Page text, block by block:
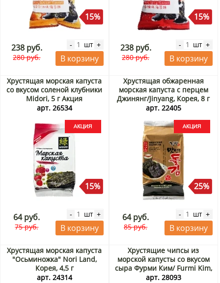
15%
238 руб.
280 руб.
- шт +
В корзину
15%
238 руб.
280 руб.
- шт +
В корзину
Хрустящая морская капуста
со вкусом соленой клубники
Midori, 5 г Акция
арт. 26534
15%
64 руб.
75 руб.
- шт +
В корзину
Хрустящая обжаренная
морская капуста с перцем
Джинянг/Jinyang, Корея, 8 г
Акция
арт. 22405
25%
64 руб.
85 руб.
- шт +
В корзину
Хрустящая морская капуста
"Осьминожка" Nori Land,
Корея, 4,5 г
арт. 24314
Хрустящие чипсы из
морской капусты со вкусом
сыра Фурми Ким/ Furmi Kim,
Корея, 30 г Акция
арт. 28093